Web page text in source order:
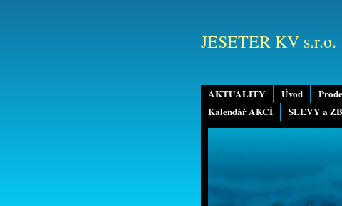
AKTUALITY Úvod
Kalendář AKCÍ
SLEVY a
JESETER KV s.r.o.